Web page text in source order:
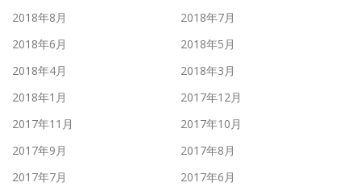
2018年8月
2018年7月
2018年6月
2018年5月
2018年4月
2018年3月
2018年1月
2017年12月
2017年11月
2017年10月
2017年9月
2017年8月
2017年7月
2017年6月